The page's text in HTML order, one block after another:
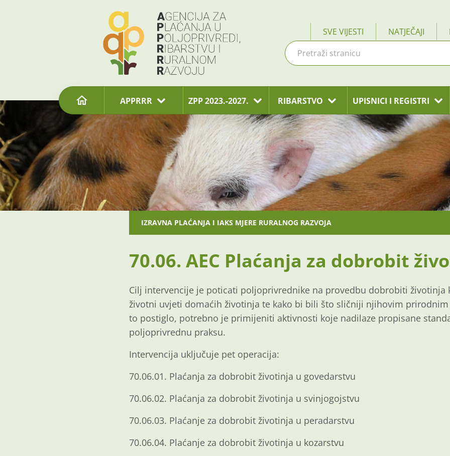
SVE VIJESTI NATJEČAJI
APPRRR ZPP 2023.-2027. RIBARSTVO UPISNICI I REGISTRI
IZRAVNA PLAĆANJA I IAKS MJERE RURALNOG RAZVOJA
70.06. AEC Plaćanja za dobrobit
Cilj intervencije je poticati poljoprivrednike na provedbu dobrobiti životinja
životni uvjeti domaćih životinja te kako bi bili što sličniji njihovim prirodnim
to postiglo, potrebno je primijeniti aktivnosti koje nadilaze propisane
poljoprivrednu praksu.
Intervencija uključuje pet operacija:
70.06.01. Plaćanja za dobrobit životinja u govedarstvu
70.06.02. Plaćanja za dobrobit životinja u svinjogojstvu
70.06.03. Plaćanje za dobrobit životinja u peradarstvu
70.06.04. Plaćanje za dobrobit životinja u kozarstvu